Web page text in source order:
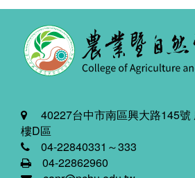
40227台中市南區興大路145號
樓D區
04-22840331～333
04-22862960